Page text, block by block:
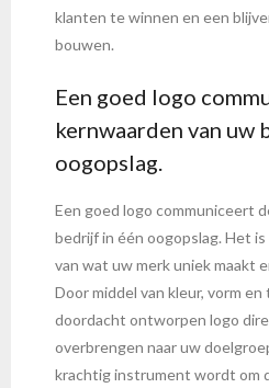
klanten te winnen en een
bouwen.
Een goed logo
kernwaarden van uw
oogopslag.
Een goed logo communiceert
bedrijf in één oogopslag. Het
van wat uw merk uniek maakt
Door middel van kleur, vorm
doordacht ontworpen logo
overbrengen naar uw
krachtig instrument wordt om